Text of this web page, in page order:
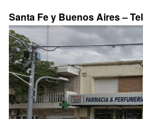
Santa Fe y Buenos Aires –